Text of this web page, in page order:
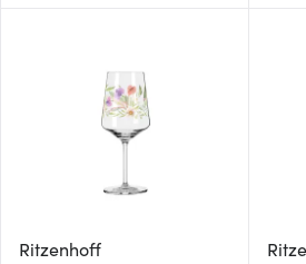
Ritzenhoff